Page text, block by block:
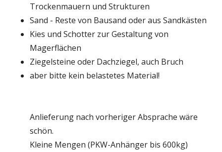
Trockenmauern und Strukturen
Sand - Reste von Bausand oder aus Sandkästen
Kies und Schotter zur Gestaltung von
Magerflächen
Ziegelsteine oder Dachziegel, auch Bruch
aber bitte kein belastetes Material!
Anlieferung nach vorheriger Absprache wäre
schön.
Kleine Mengen (PKW-Anhänger bis 600kg)